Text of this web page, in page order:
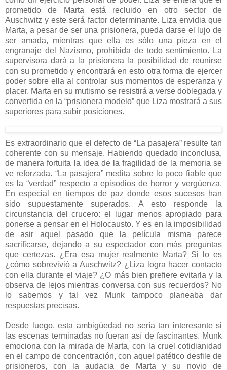
prometido de Marta está recluido en otro sector de
Auschwitz y este será factor determinante. Liza envidia que
Marta, a pesar de ser una prisionera, pueda darse el lujo de
ser amada, mientras que ella es sólo una pieza en el
engranaje del Nazismo, prohibida de todo sentimiento. La
supervisora dará a la prisionera la posibilidad de reunirse
con su prometido y encontrará en esto otra forma de ejercer
poder sobre ella al controlar sus momentos de esperanza y
placer. Marta en su mutismo se resistirá a verse doblegada y
convertida en la “prisionera modelo” que Liza mostrará a sus
superiores para subir posiciones.
Es extraordinario que el defecto de “La pasajera” resulte tan
coherente con su mensaje. Habiendo quedado inconclusa,
de manera fortuita la idea de la fragilidad de la memoria se
ve reforzada. “La pasajera” medita sobre lo poco fiable que
es la “verdad” respecto a episodios de horror y vergüenza.
En especial en tiempos de paz donde esos sucesos han
sido supuestamente superados. A esto responde la
circunstancia del crucero: el lugar menos apropiado para
ponerse a pensar en el Holocausto. Y es en la imposibilidad
de asir aquel pasado que la película misma parece
sacrificarse, dejando a su espectador con más preguntas
que certezas. ¿Era esa mujer realmente Marta? Si lo es
¿cómo sobrevivió a Auschwitz? ¿Liza logra hacer contacto
con ella durante el viaje? ¿O más bien prefiere evitarla y la
observa de lejos mientras conversa con sus recuerdos? No
lo sabemos y tal vez Munk tampoco planeaba dar
respuestas precisas.
Desde luego, esta ambigüedad no sería tan interesante si
las escenas terminadas no fueran así de fascinantes. Munk
emociona con la mirada de Marta, con la cruel cotidianidad
en el campo de concentración, con aquel patético desfile de
prisioneros, con la audacia de Marta y su novio de